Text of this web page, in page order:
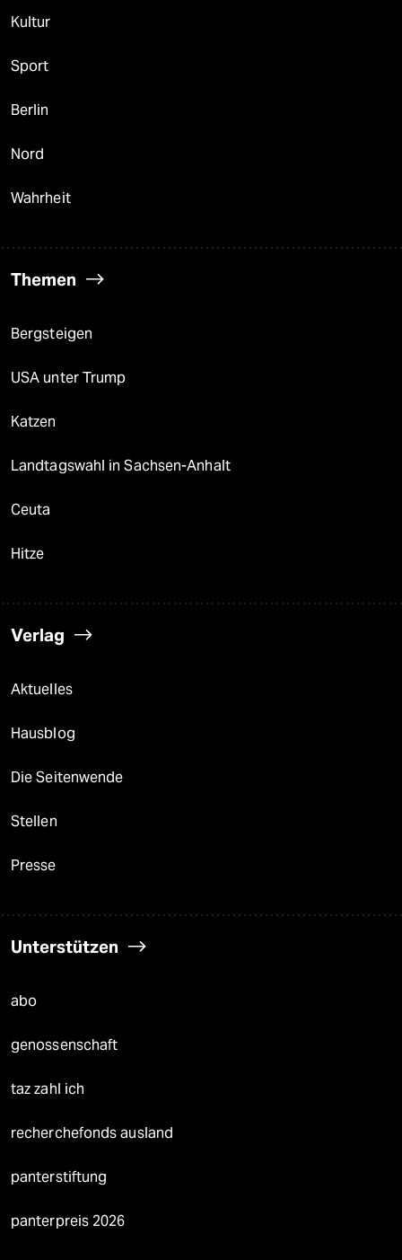
Kultur
Sport
Berlin
Nord
Wahrheit
Themen
Bergsteigen
USA unter Trump
Katzen
Landtagswahl in Sachsen-Anhalt
Ceuta
Hitze
Verlag
Aktuelles
Hausblog
Die Seitenwende
Stellen
Presse
Unterstützen
abo
genossenschaft
taz zahl ich
recherchefonds ausland
panterstiftung
panterpreis 2026